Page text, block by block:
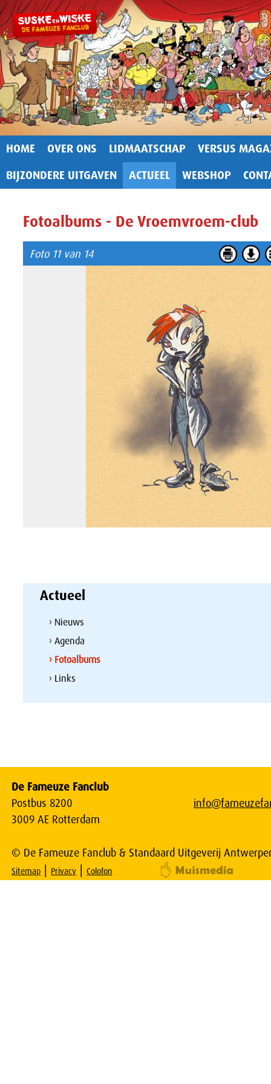
HOME OVER ONS LIDMAATSCHAP
VERSUS
BIJZONDERE UITGAVEN
ACTUEEL WEBSHOP
Fotoalbums - De Vroemvroem-club
Foto 11 van 14
Actueel
› Nieuws
› Agenda
› Fotoalbums
› Links
De Fameuze Fanclub
Postbus 8200
3009 AE Rotterdam
© De Fameuze Fanclub & Standaard Uitgeverij
Sitemap | Privacy |Colofon